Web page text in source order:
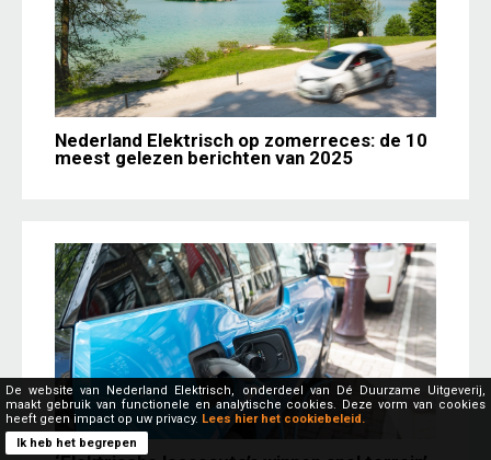
Nederland Elektrisch op zomerreces: de 10
meest gelezen berichten van 2025
De website van Nederland Elektrisch, onderdeel van Dé Duurzame Uitgeverij,
maakt gebruik van functionele en analytische cookies. Deze vorm van cookies
heeft geen impact op uw privacy. Lees hier het cookiebeleid.
Ik heb het begrepen